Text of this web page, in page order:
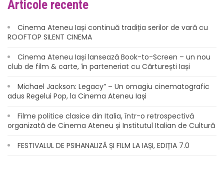
Articole recente
Cinema Ateneu Iași continuă tradiția serilor de vară cu
ROOFTOP SILENT CINEMA
Cinema Ateneu Iași lansează Book-to-Screen – un nou
club de film & carte, în parteneriat cu Cărturești Iași
Michael Jackson: Legacy” – Un omagiu cinematografic
adus Regelui Pop, la Cinema Ateneu Iași
Filme politice clasice din Italia, într-o retrospectivă
organizată de Cinema Ateneu și Institutul Italian de Cultură
FESTIVALUL DE PSIHANALIZĂ ȘI FILM LA IAȘI, EDIȚIA 7.0